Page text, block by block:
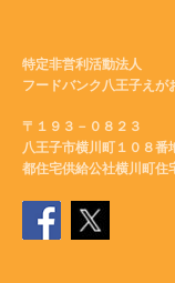
特定非営利活動法人
フードバンク八王子えが
〒１９３－０８２３
八王子市横川町１０８番
都住宅供給公社横川町住